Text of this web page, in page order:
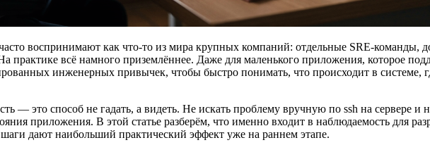
воспринимают как что-то из мира крупных компаний: отдельные SRE-
практике всё намного приземлённее. Даже для маленького приложения, которое
инженерных привычек, чтобы быстро понимать, что происходит в системе,
— это способ не гадать, а видеть. Не искать проблему вручную по ssh на сервере и
приложения. В этой статье разберём, что именно входит в наблюдаемость для
дают наибольший практический эффект уже на раннем этапе.